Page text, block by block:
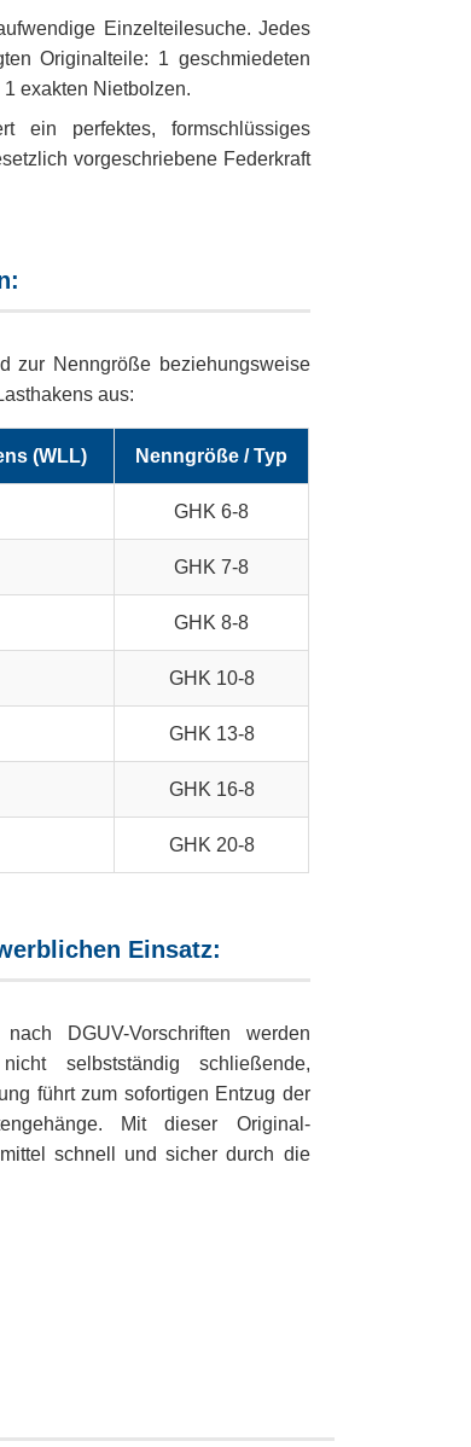
Einzelteilesuche. Jedes
Originalteile: 1 geschmiedeten
exakten Nietbolzen.
ein perfektes, formschlüssiges
vorgeschriebene Federkraft
zur Nenngröße beziehungsweise
aus:
(WLL) Nenngröße / Typ
GHK 6-8
GHK 7-8
GHK 8-8
GHK 10-8
GHK 13-8
GHK 16-8
GHK 20-8
Einsatz:
DGUV-Vorschriften werden
selbstständig schließende,
führt zum sofortigen Entzug der
Mit dieser Original-
schnell und sicher durch die